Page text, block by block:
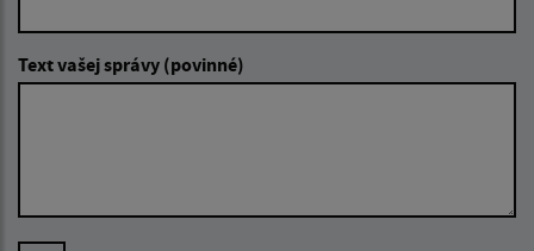
Text vašej správy (povinné)